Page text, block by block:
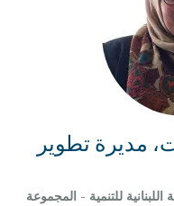
مديرة تطوير
للتنمية - المجموعة